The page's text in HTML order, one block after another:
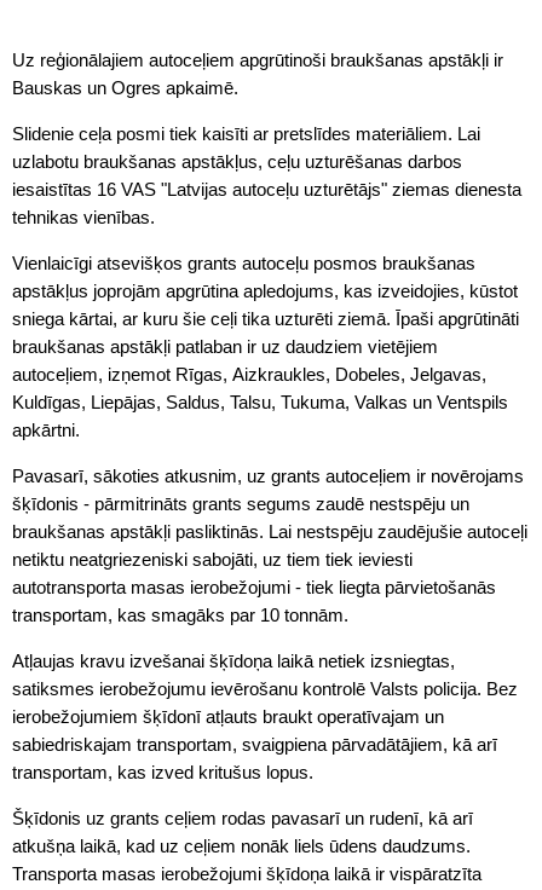
Uz reģionālajiem autoceļiem apgrūtinoši braukšanas apstākļi ir
Bauskas un Ogres apkaimē.
Slidenie ceļa posmi tiek kaisīti ar pretslīdes materiāliem. Lai
uzlabotu braukšanas apstākļus, ceļu uzturēšanas darbos
iesaistītas 16 VAS "Latvijas autoceļu uzturētājs" ziemas dienesta
tehnikas vienības.
Vienlaicīgi atsevišķos grants autoceļu posmos braukšanas
apstākļus joprojām apgrūtina apledojums, kas izveidojies, kūstot
sniega kārtai, ar kuru šie ceļi tika uzturēti ziemā. Īpaši apgrūtināti
braukšanas apstākļi patlaban ir uz daudziem vietējiem
autoceļiem, izņemot Rīgas, Aizkraukles, Dobeles, Jelgavas,
Kuldīgas, Liepājas, Saldus, Talsu, Tukuma, Valkas un Ventspils
apkārtni.
Pavasarī, sākoties atkusnim, uz grants autoceļiem ir novērojams
šķīdonis - pārmitrināts grants segums zaudē nestspēju un
braukšanas apstākļi pasliktinās. Lai nestspēju zaudējušie autoceļi
netiktu neatgriezeniski sabojāti, uz tiem tiek ieviesti
autotransporta masas ierobežojumi - tiek liegta pārvietošanās
transportam, kas smagāks par 10 tonnām.
Atļaujas kravu izvešanai šķīdoņa laikā netiek izsniegtas,
satiksmes ierobežojumu ievērošanu kontrolē Valsts policija. Bez
ierobežojumiem šķīdonī atļauts braukt operatīvajam un
sabiedriskajam transportam, svaigpiena pārvadātājiem, kā arī
transportam, kas izved kritušus lopus.
Šķīdonis uz grants ceļiem rodas pavasarī un rudenī, kā arī
atkušņa laikā, kad uz ceļiem nonāk liels ūdens daudzums.
Transporta masas ierobežojumi šķīdoņa laikā ir vispāratzīta